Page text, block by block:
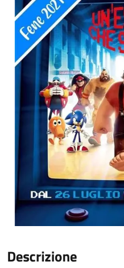
Descrizione